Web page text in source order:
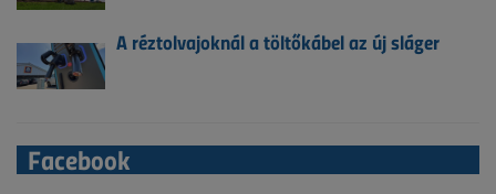
A réztolvajoknál a töltőkábel az új sláger
Facebook